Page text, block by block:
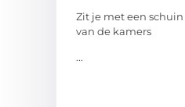
Zit je met een
van de kamers
...